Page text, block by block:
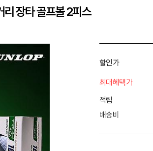
장타 골프볼 2피스
할인가
최대혜택가
적립
배송비